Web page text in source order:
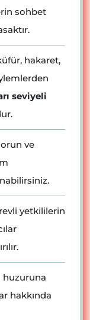
sohbet
hakaret,
seviyeli
ve
yetkililerin
huzuruna
hakkında